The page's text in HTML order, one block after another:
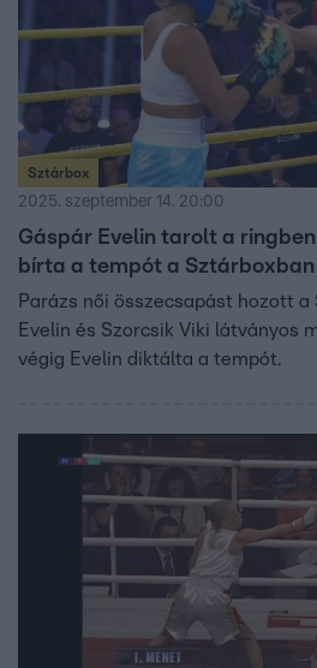
Sztárbox
2025. szeptember 14. 20:00
Gáspár Evelin tarolt a
bírta a tempót a Sztárboxban
Parázs női összecsapást hozott a
Evelin és Szorcsik Viki látványos
végig Evelin diktálta a tempót.